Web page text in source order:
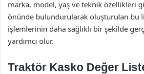
marka, model, yaş ve teknik özellikleri
önünde bulundurularak oluşturulan bu
işlemlerinin daha sağlıklı bir şekilde
yardımcı olur.
Traktör Kasko Değer